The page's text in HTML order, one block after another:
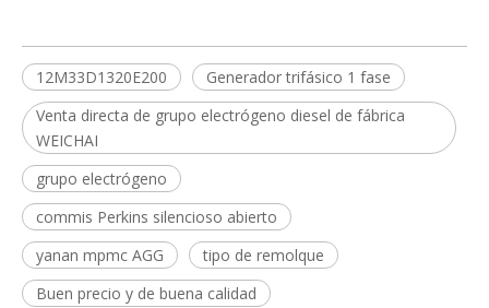
12M33D1320E200
Generador trifásico 1 fase
Venta directa de grupo electrógeno diesel de fábrica
WEICHAI
grupo electrógeno
commis Perkins silencioso abierto
yanan mpmc AGG
tipo de remolque
Buen precio y de buena calidad